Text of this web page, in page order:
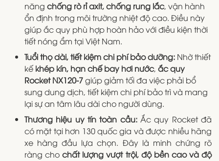
năng chống rò rỉ axit, chống rung lắc, vận hành
ổn định trong môi trường nhiệt độ cao. Điều này
giúp ắc quy phù hợp hoàn hảo với điều kiện thời
tiết nóng ẩm tại Việt Nam.
Tuổi thọ dài, tiết kiệm chi phí bảo dưỡng: Nhờ thiết
kếkhép kín, hạn chế bay hơi nước, ắc quy
Rocket NX120-7giúp giảm tối đa việc phải bổ
sung dung dịch, tiết kiệm chi phí bảo trì và mang
lại sự an tâm lâu dài cho người dùng.
Thương hiệu uy tín toàn cầu: Ắc quy Rocket đã
có mặt tại hơn 130 quốc gia và được nhiều hãng
xe hàng đầu lựa chọn. Đây là minh chứng rõ
ràng chochất lượng vượt trội, độ bền cao và độ